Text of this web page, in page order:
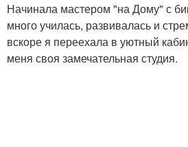
Начинала мастером "на Дому" с
много училась, развивалась и
вскоре я переехала в уютный
меня своя замечательная студия.